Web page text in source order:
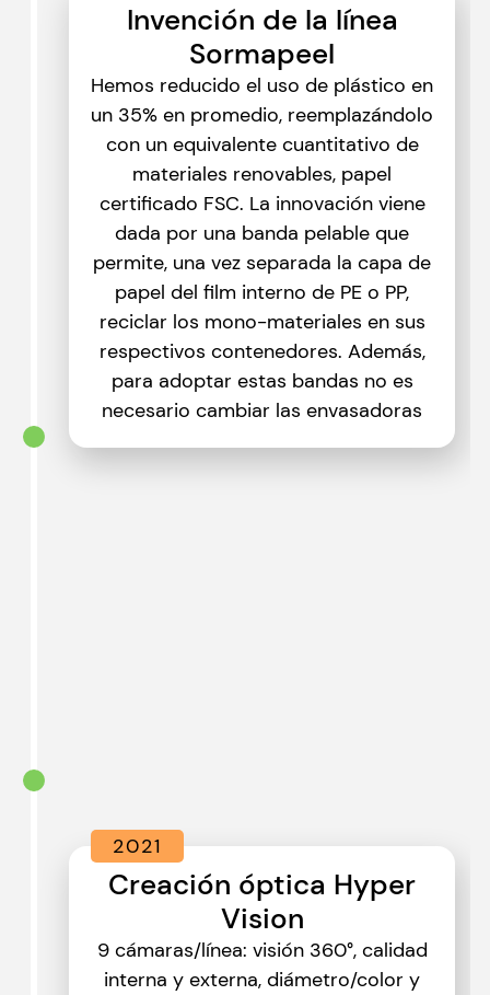
Invención de la línea
Sormapeel
Hemos reducido el uso de plástico en
un 35% en promedio, reemplazándolo
con un equivalente cuantitativo de
materiales renovables, papel
certificado FSC. La innovación viene
dada por una banda pelable que
permite, una vez separada la capa de
papel del film interno de PE o PP,
reciclar los mono-materiales en sus
respectivos contenedores. Además,
para adoptar estas bandas no es
necesario cambiar las envasadoras
2021
Creación óptica Hyper
Vision
9 cámaras/línea: visión 360°, calidad
interna y externa, diámetro/color y